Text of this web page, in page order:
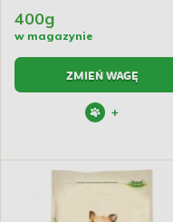
400g
w magazynie
ZMIEŃ WAGĘ
+